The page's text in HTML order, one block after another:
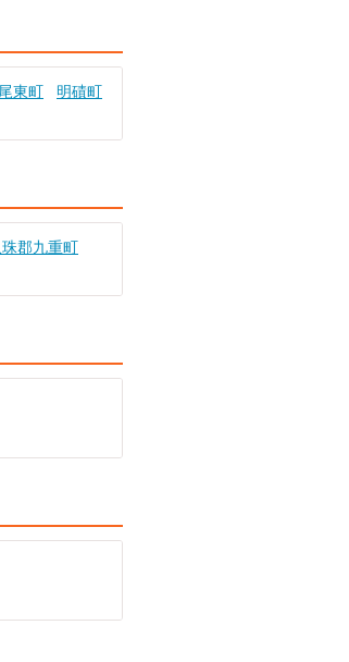
東町
明磧町
郡九重町